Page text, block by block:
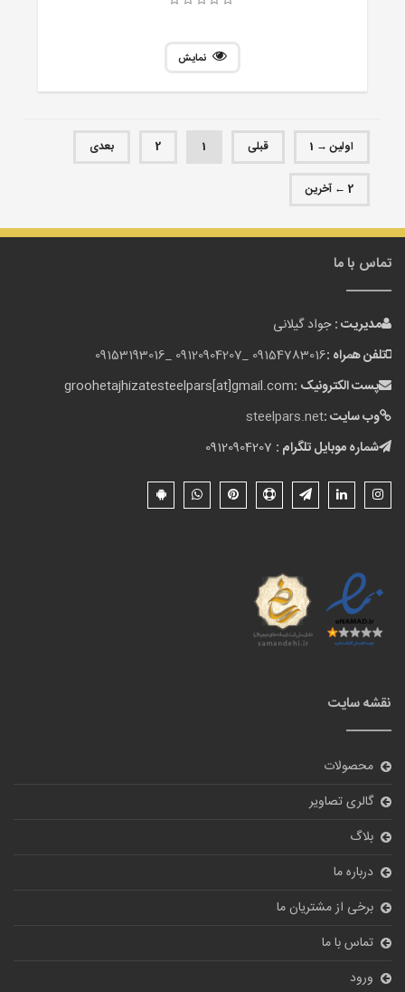
نمایش
اولین → 1 قبلی 1
2 بعدی
2 ← آخرین
تماس با ما
مدیریت :جواد گیلانی
تلفن همراه :09154783016 _
09120904207 _
09153193016
پست الکترونیک :groohetajhizatesteelpars[at]gmail.com
وب سایت :steelpars.net
شماره موبایل تلگرام :
نقشه سایت
محصولات
گالری تصاویر
بلاگ
درباره ما
برخی از مشتریان ما
تماس با ما
ورود